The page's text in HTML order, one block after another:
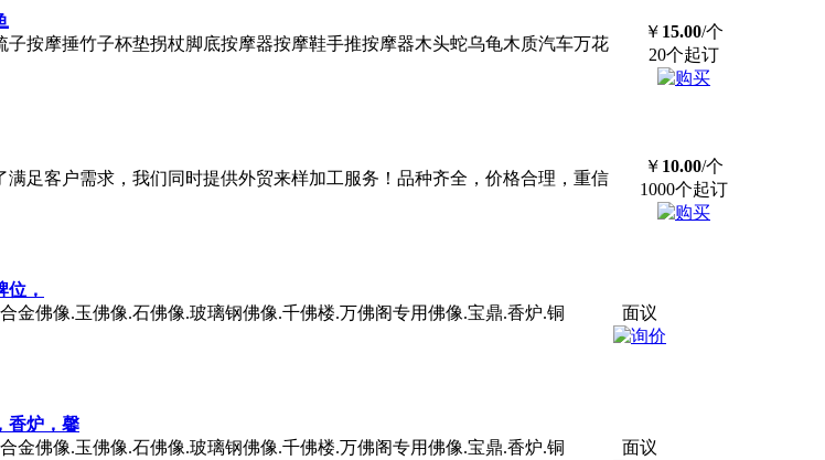
按摩捶竹子杯垫拐杖脚底按摩器按摩鞋手推按摩器木头蛇乌龟木质汽车万花
￥ 15.00/个
20个起订
足客户需求，我们同时提供外贸来样加工服务！品种齐全，价格合理，重信
￥ 10.00/个
1000个起订
，
金佛像.玉佛像.石佛像.玻璃钢佛像.千佛楼.万佛阁专用佛像.宝鼎.香炉.铜
面议
香炉，馨
金佛像.玉佛像.石佛像.玻璃钢佛像.千佛楼.万佛阁专用佛像.宝鼎.香炉.铜
面议